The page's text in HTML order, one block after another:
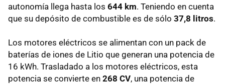
autonomía llega hasta los 644 km. Teniendo en cuenta
que su depósito de combustible es de sólo 37,8 litros.
Los motores eléctricos se alimentan con un pack de
baterías de iones de Litio que generan una potencia de
16 kWh. Trasladado a los motores eléctricos, esta
potencia se convierte en 268 CV, una potencia de